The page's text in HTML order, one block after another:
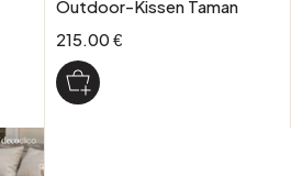
Outdoor-Kissen Taman
215.00 €